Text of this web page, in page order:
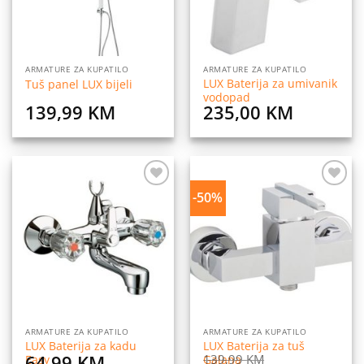
ARMATURE ZA KUPATILO
Tuš panel LUX bijeli
139,99 KM
ARMATURE ZA KUPATILO
LUX Baterija za umivanik
vodopad
235,00 KM
listu
želja
ARMATURE ZA KUPATILO
LUX Baterija za kadu
Easy
-50%
Dodaj
na
listu
želja
ARMATURE ZA KUPATILO
LUX Baterija za tuš
Galana
139,99KM